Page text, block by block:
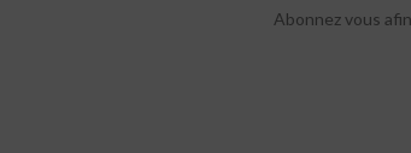
Abonnez vous